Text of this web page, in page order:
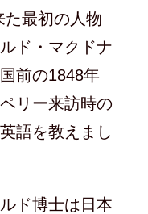
た最初の人物
ド・マクドナ
前の1848年
リー来訪時の
語を教えまし
ド博士は日本